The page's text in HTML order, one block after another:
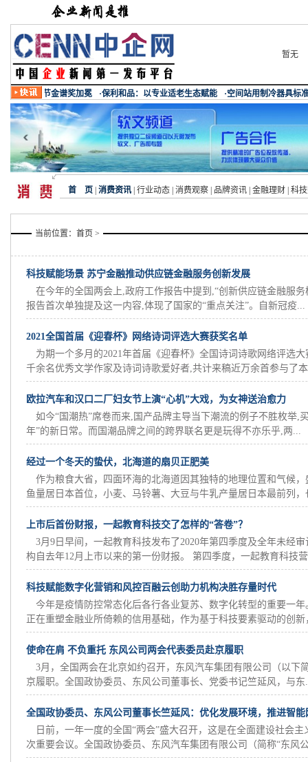
暂无
首 页 消费资讯 行业动态 消费观察 品牌资讯 金融理财 科
当前位置： 首页 >
科技赋能场景 苏宁金融推动供应链金融服务创新发展
在今年的全国两会上,政府工作报告中提到,“创新供应链金融服
报告首次单独提及这一内容,体现了国家的“重点关注”。自新冠疫...
2021全国首届《迎春杯》网络诗词评选大赛获奖名单
为期一个多月的2021年首届《迎春杯》全国诗词诗歌网络评选
千余名优秀文学作家及诗词诗歌爱好者,共计来稿近万余首参与了
欧拉汽车和汉口二厂妇女节上演“心机”大戏，为女神送治愈力
如今“国潮热”席卷而来,国产品牌主导当下潮流的例子不胜枚举,
年”的新日常。而国潮品牌之间的跨界联名更是玩得不亦乐乎,两...
经过一个冬天的蛰伏，北海道的扇贝正肥美
作为粮食大省，四面环海的北海道因其独特的地理位置和气候
鱼量居日本首位，小麦、马铃薯、大豆与牛乳产量居日本最前列，
上市后首份财报，一起教育科技交了怎样的“答卷”？
3月9日早间，一起教育科技发布了2020年第四季度及全年未经
构自去年12月上市以来的第一份财报。 第四季度，一起教育科技
科技赋能数字化营销和风控百融云创助力机构决胜存量时代
今年是疫情防控常态化后各行各业复苏、数字化转型的重要一
正在重塑金融业所倚赖的信用基础，作为基于科技要素驱动的创新
使命在肩 不负重托 东风公司两会代表委员赴京履职
3月，全国两会在北京如约召开，东风汽车集团有限公司（以下
京履职。全国政协委员、东风公司董事长、党委书记竺延风，与东
全国政协委员、东风公司董事长竺延风：优化发展环境，推进智
日前，一年一度的全国“两会”盛大召开，这是在全面建设社会
次重要会议。全国政协委员、东风汽车集团有限公司（简称“东风